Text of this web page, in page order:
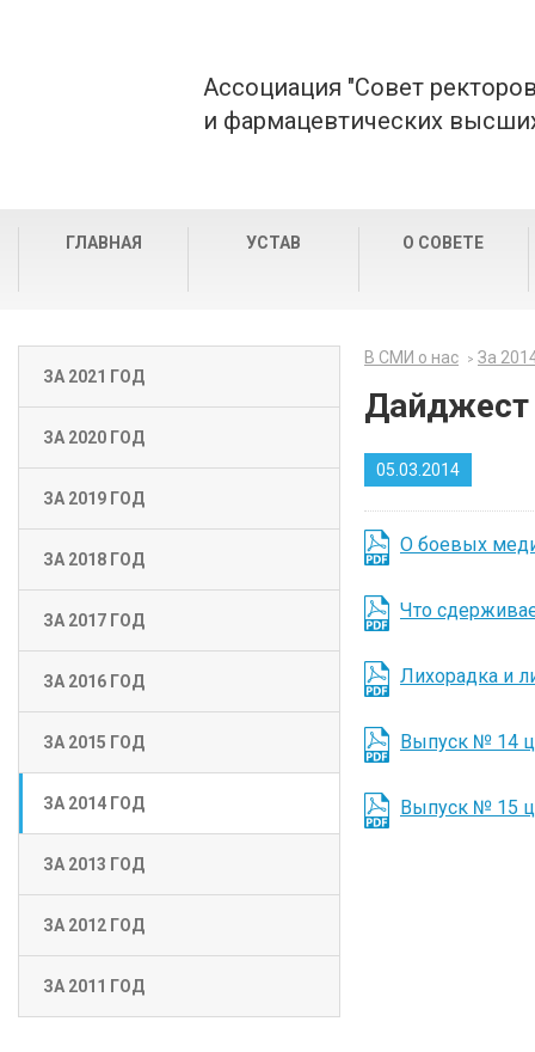
Ассоциация "Совет
и фармацевтических
ГЛАВНАЯ УСТАВ О СОВЕТЕ
ЗА 2021 ГОД
ЗА 2020 ГОД
ЗА 2019 ГОД
ЗА 2018 ГОД
ЗА 2017 ГОД
ЗА 2016 ГОД
ЗА 2015 ГОД
ЗА 2014 ГОД
ЗА 2013 ГОД
ЗА 2012 ГОД
ЗА 2011 ГОД
В СМИ о нас За
Дайджест
05.03.2014
О боевых
Что
Лихорадка и
Выпуск № 14
Выпуск № 15